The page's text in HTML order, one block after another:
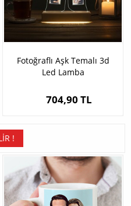
Fotoğraflı Aşk Temalı 3d
Led Lamba
704,90 TL
!